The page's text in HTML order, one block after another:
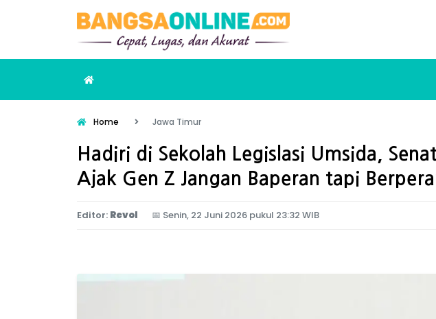
Home Jawa Timur
Hadiri di Sekolah Legislasi Umsida,
Ajak Gen Z Jangan Baperan tapi
Editor: Revol 📅 Senin, 22 Juni 2026 pukul 23:32 WIB